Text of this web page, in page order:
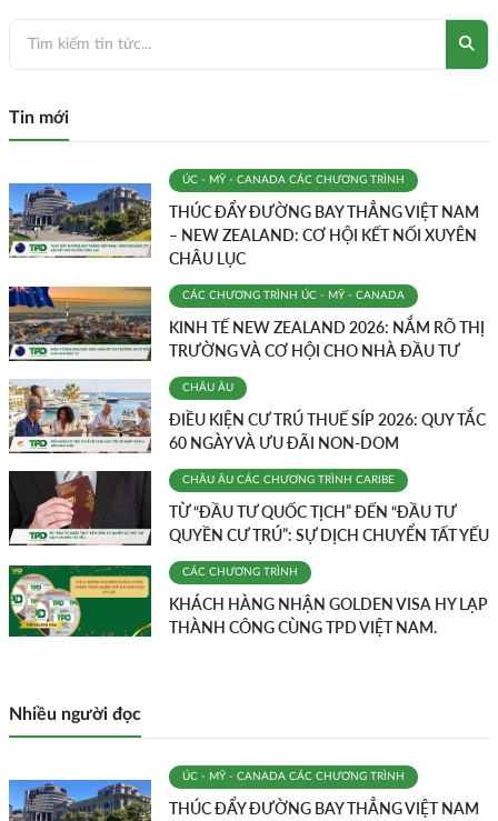
Tin mới
ÚC - MỸ - CANADA CÁC CHƯƠNG TRÌNH
THÚC ĐẨY ĐƯỜNG BAY THẲNG VIỆT NAM
– NEW ZEALAND: CƠ HỘI KẾT NỐI XUYÊN
CHÂU LỤC
CÁC CHƯƠNG TRÌNH ÚC - MỸ - CANADA
KINH TẾ NEW ZEALAND 2026: NẮM RÕ THỊ
TRƯỜNG VÀ CƠ HỘI CHO NHÀ ĐẦU TƯ
CHÂU ÂU
ĐIỀU KIỆN CƯ TRÚ THUẾ SÍP 2026: QUY TẮC
60 NGÀY VÀ ƯU ĐÃI NON-DOM
CHÂU ÂU CÁC CHƯƠNG TRÌNH CARIBE
TỪ “ĐẦU TƯ QUỐC TỊCH” ĐẾN “ĐẦU TƯ
QUYỀN CƯ TRÚ”: SỰ DỊCH CHUYỂN TẤT YẾU
CÁC CHƯƠNG TRÌNH
KHÁCH HÀNG NHẬN GOLDEN VISA HY LẠP
THÀNH CÔNG CÙNG TPD VIỆT NAM.
Nhiều người đọc
ÚC - MỸ - CANADA CÁC CHƯƠNG TRÌNH
THÚC ĐẨY ĐƯỜNG BAY THẲNG VIỆT NAM